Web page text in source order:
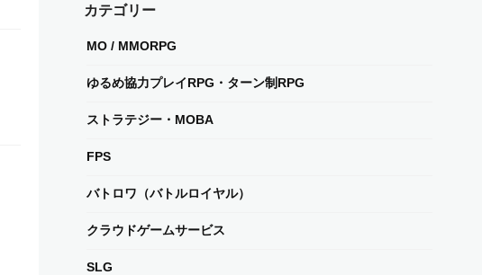
カテゴリー
MO / MMORPG
ゆるめ協力プレイRPG・ターン制RPG
ストラテジー・MOBA
FPS
バトロワ（バトルロイヤル）
クラウドゲームサービス
SLG